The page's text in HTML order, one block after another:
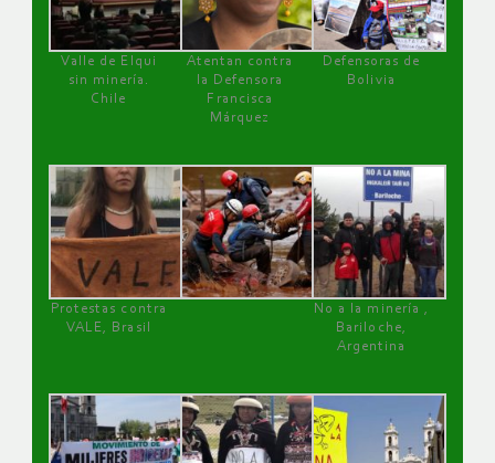
Valle de Elqui
sin minería.
Chile
Atentan contra
la Defensora
Francisca
Márquez
Defensoras de
Bolivia
Protestas contra
VALE, Brasil
No a la minería ,
Bariloche,
Argentina